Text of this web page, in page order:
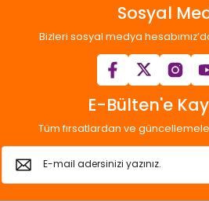
Sosyal
Bizleri sosyal medya
E-Bülten'e
Tüm fırsatlardan ve